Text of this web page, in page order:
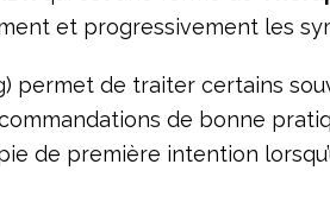
et progressivement les
permet de traiter certains
de bonne
de première intention